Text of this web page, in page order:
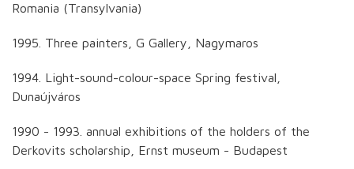
Romania (Transylvania)
1995. Three painters, G Gallery, Nagymaros
1994. Light-sound-colour-space Spring festival,
Dunaújváros
1990 - 1993. annual exhibitions of the holders of the
Derkovits scholarship, Ernst museum - Budapest